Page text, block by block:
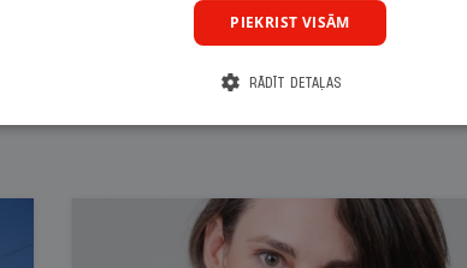
PIEKRIST VISĀM
RĀDĪT DETAĻAS